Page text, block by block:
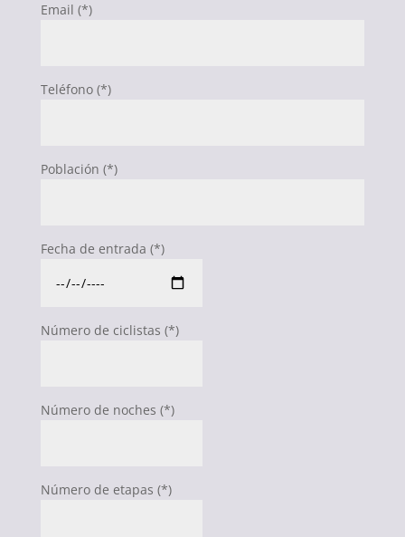
Email (*)
Teléfono (*)
Población (*)
Fecha de entrada (*)
Número de ciclistas (*)
Número de noches (*)
Número de etapas (*)